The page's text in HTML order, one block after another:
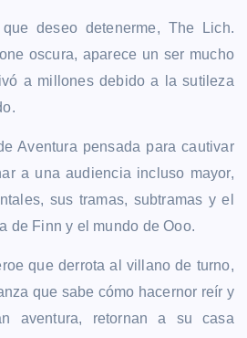
deseo detenerme, The Lich.
oscura, aparece un ser mucho
a millones debido a la sutileza
Aventura pensada para cautivar
a una audiencia incluso mayor,
sus tramas, subtramas y el
de Finn y el mundo de Ooo.
que derrota al villano de turno,
que sabe cómo hacernor reír y
aventura, retornan a su casa